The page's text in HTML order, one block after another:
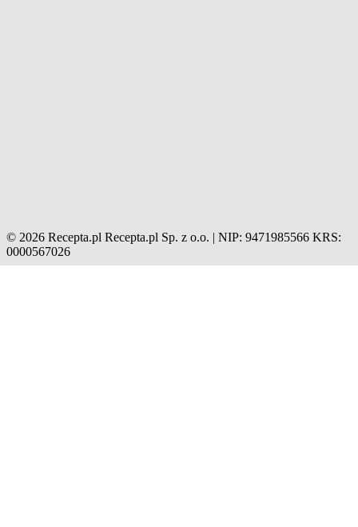
© 2026 Recepta.pl Recepta.pl Sp. z o.o. | NIP: 9471985566 KRS:
0000567026